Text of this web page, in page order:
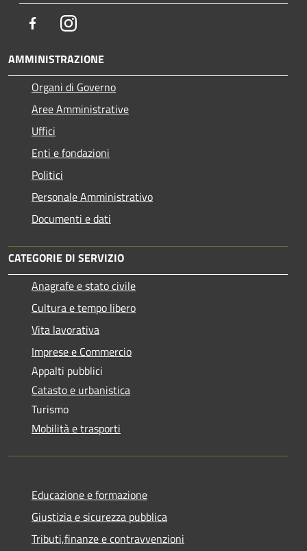
FacebookInstagram
AMMINISTRAZIONE
Organi di Governo
Aree Amministrative
Uffici
Enti e fondazioni
Politici
Personale Amministrativo
Documenti e dati
CATEGORIE DI SERVIZIO
Anagrafe e stato civile
Cultura e tempo libero
Vita lavorativa
Imprese e Commercio
Appalti pubblici
Catasto e urbanistica
Turismo
Mobilità e trasporti
Educazione e formazione
Giustizia e sicurezza pubblica
Tributi,finanze e contravvenzioni